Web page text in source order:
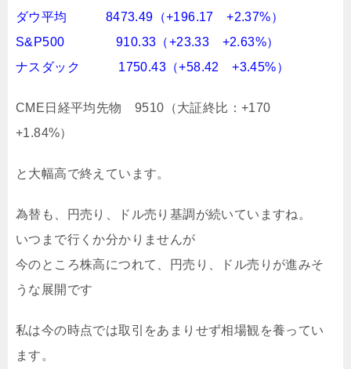
ダウ平均 8473.49（+196.17 +2.37%）
S&P500 910.33（+23.33 +2.63%）
ナスダック 1750.43（+58.42 +3.45%）
CME日経平均先物 9510（大証終比：+170
+1.84%）
と大幅高で終えています。
為替も、円売り、ドル売り基調が続いていますね。
いつまで行くか分かりませんが
今のところ株高につれて、円売り、ドル売りが進みそ
うな展開です
私は今の時点では取引をあまりせず相場観を養ってい
ます。